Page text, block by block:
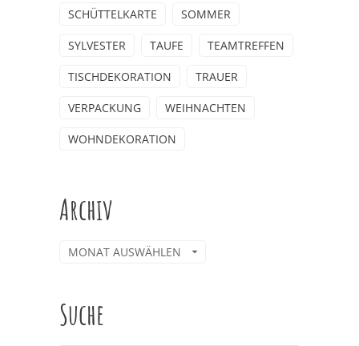
SCHÜTTELKARTE SOMMER
SYLVESTER TAUFE TEAMTREFFEN
TISCHDEKORATION TRAUER
VERPACKUNG WEIHNACHTEN
WOHNDEKORATION
Archiv
Archiv
Suche